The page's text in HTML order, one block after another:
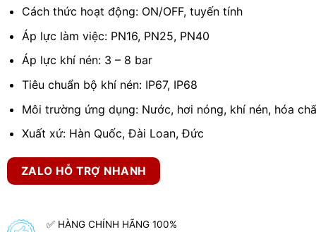
Cách thức hoạt động: ON/OFF, tuyến tính
Áp lực làm việc: PN16, PN25, PN40
Áp lực khí nén: 3 – 8 bar
Tiêu chuẩn bộ khí nén: IP67, IP68
Môi trường ứng dụng: Nước, hơi nóng, khí nén, hóa
Xuất xứ: Hàn Quốc, Đài Loan, Đức
ZALO HỖ TRỢ NHANH
✅ HÀNG CHÍNH HÃNG 100%